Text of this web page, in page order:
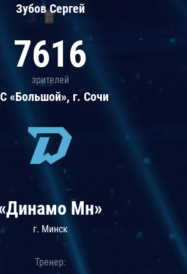
Зубов Сергей
7616
зрителей
«Большой», г. Сочи
Мн»
г. Минск
Тренер: